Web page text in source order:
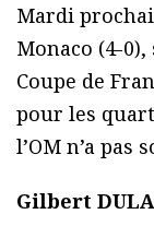
Mardi
Monaco (4-
Coupe de
pour les
l’OM n’a pas
Gilbert